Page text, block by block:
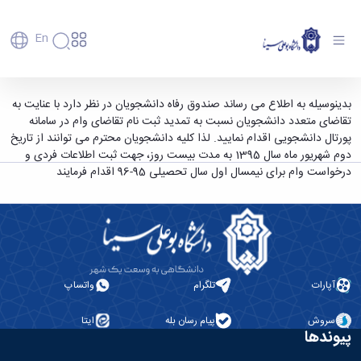
En
دانشگاه
تاریخچه
و
معرفی
برنامه
راهبردی
دانشگاه
سازمان
دانشگاه
حوزه
ریاست
آموزش
پذیرش
کارشناسی
تحصیلات
تکمیلی
پسا
دکترا
استعدادهای
مهمانی
انتقال
حمایت‌های
پژوهش
فناوری و
کارآفرینی
دفتر
ارتباط
فناوری
مراکز
تحقیقات
و فناوری
پژوهشکده
دانشکده‌ها
پردیس
اصلی
مهندسی
شیمی
علوم
هنر
و
معماری
رفاهی
رفاهی
پرسنل
رفاه
مهمانسرای
رفاهی
دانشجویان
امور
دانشجویان
اعضای
هیأت
کارکنان
برنامه
فعالیت‌های
دانشجویی
انجمن‌های
علمی
پایگاه
خبری
بسنا
پیشخوان
تمدید مهلت ثبت نام تقاضای وام در پورتال
دانشجویی - دانشگاه بوعلی سینا همدان
بدینوسیله به اطلاع می رساند صندوق رفاه دانشجویان در نظر دارد با عنایت به
تقاضای متعدد دانشجویان نسبت به تمدید ثبت نام تقاضای وام در سامانه
پورتال دانشجویی اقدام نمایید. لذا کلیه دانشجویان محترم می توانند از تاریخ
دوم شهریور ماه سال 1395 به مدت بیست روز، جهت ثبت اطلاعات فردی و
درخواست وام برای نیمسال اول سال تحصیلی 95-96 اقدام فرمایند
آپارات تلگرام واتساپ
سروش پیام رسان بله ایتا
پیوندها